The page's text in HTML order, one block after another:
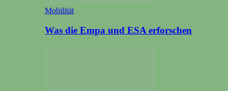
Mobilität
Was die Empa und ESA erforschen